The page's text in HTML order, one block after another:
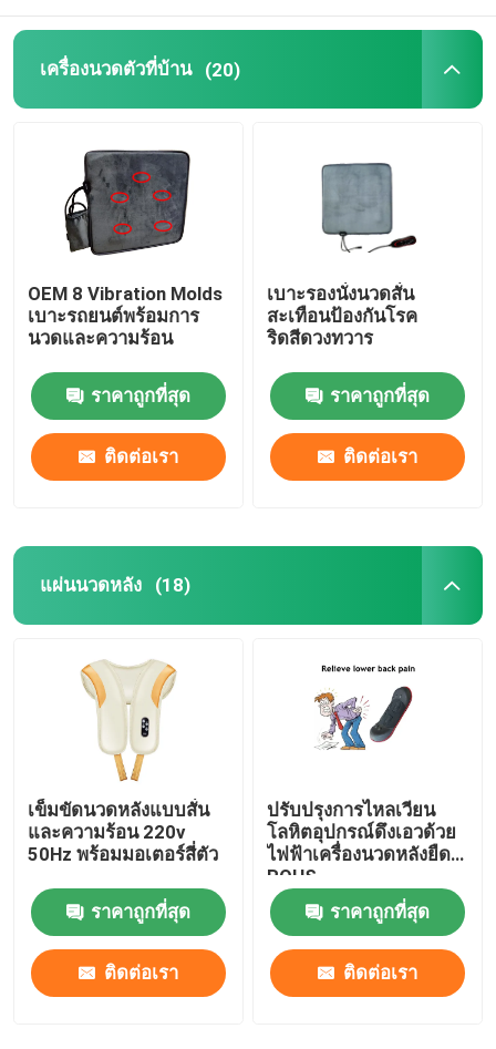
เครื่องนวดตัวที่บ้าน (20)
OEM 8 Vibration Molds
เบาะรถยนต์พร้อมการ
นวดและความร้อน
ราคาถูกที่สุด
ติดต่อเรา
เบาะรองนั่งนวดสั่น
สะเทือนป้องกันโรค
ริดสีดวงทวาร
ราคาถูกที่สุด
ติดต่อเรา
แผ่นนวดหลัง (18)
เข็มขัดนวดหลังแบบสั่น
และความร้อน 220v
50Hz พร้อมมอเตอร์สี่ตัว
ราคาถูกที่สุด
ติดต่อเรา
ปรับปรุงการไหลเวียน
โลหิตอุปกรณ์ดึงเอวด้วย
ไฟฟ้าเครื่องนวดหลังยืด
ROHS
ราคาถูกที่สุด
ติดต่อเรา